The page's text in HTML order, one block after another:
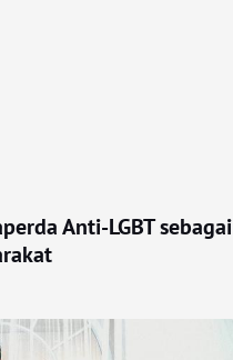
Anti-LGBT sebagai